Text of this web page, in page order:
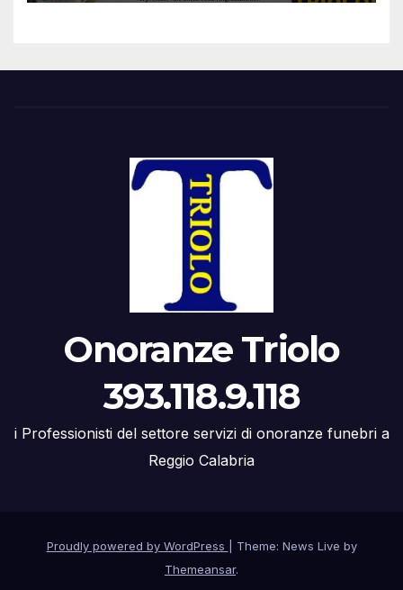
Onoranze Triolo
393.118.9.118
i Professionisti del settore servizi di onoranze funebri a
Reggio Calabria
Proudly powered by WordPress
Theme: News Live by
Themeansar.